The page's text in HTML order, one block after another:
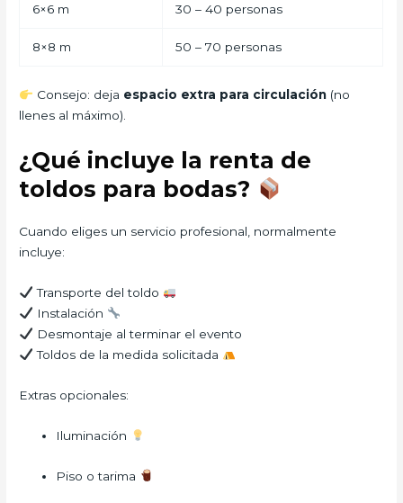
6×6 m 30 – 40 personas
8×8 m 50 – 70 personas
Consejo: deja espacio extra para circulación(no
llenes al máximo).
¿Qué incluye la renta de
toldos para bodas?
Cuando eliges un servicio profesional, normalmente
incluye:
Transporte del toldo
Instalación
Desmontaje al terminar el evento
Toldos de la medida solicitada
Extras opcionales:
Iluminación
Piso o tarima